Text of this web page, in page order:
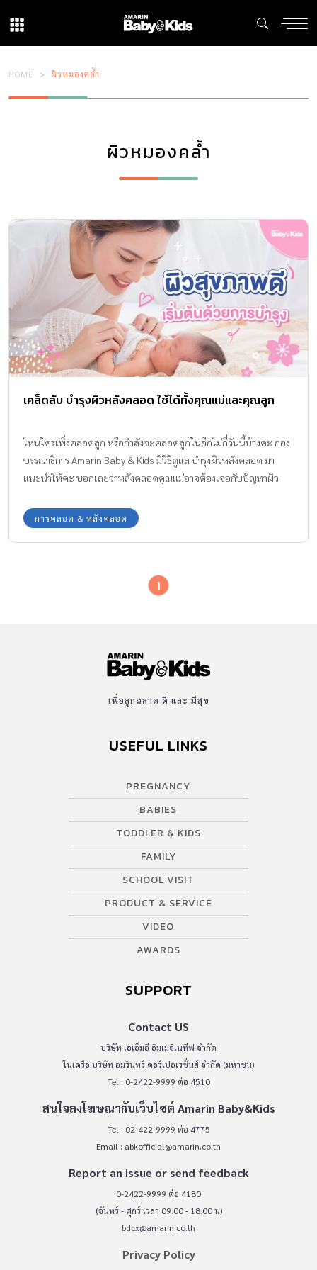
HOME ผิวหมองคล้ำ
ผิวหมองคล้ำ
เคล็ดลับ บำรุงผิวหลังคลอด ใช้ได้ทั้งคุณแม่และคุณลูก
ไหนใครเพิ่งคลอดลูก หรือกำลังจะคลอดลูกในอีกไม่กี่วันนี้บ้างคะ กอง
บรรณาธิการ Amarin Baby & Kids มีวิธีดูแล บำรุงผิวหลังคลอด มา
แนะนำให้ค่ะ บอกเลยว่าหลังคลอดคุณแม่อาจต้องเจอกับปัญหาผิว
ต้องกังวลนะคะ ทุกอย่างแก้ไขได้ แล้วคุณแม่จะกลับมามีผิวสวยใส
สุขภาพผิวดีอีกครั้งค่ะ
การคลอด & หลังคลอด
1
เพื่อลูกฉลาด ดี และ มีสุข
USEFUL LINKS
PREGNANCY
BABIES
TODDLER & KIDS
FAMILY
SCHOOL VISIT
PRODUCT & SERVICE
VIDEO
AWARDS
SUPPORT
Contact US
บริษัท เอเอ็มอี อิมเมจิเนทีฟ จำกัด
ในเครือ บริษัท อมรินทร์ คอร์เปอเรชั่นส์ จำกัด (มหาชน)
Tel : 0-2422-9999 ต่อ 4510
สนใจลงโฆษณากับเว็บไซต์ Amarin Baby&Kids
Tel : 02-422-9999 ต่อ 4775
Email : abkofficial@amarin.co.th
Report an issue or send feedback
0-2422-9999 ต่อ 4180
(จันทร์ - ศุกร์ เวลา 09.00 - 18.00 น)
bdcx@amarin.co.th
Privacy Policy